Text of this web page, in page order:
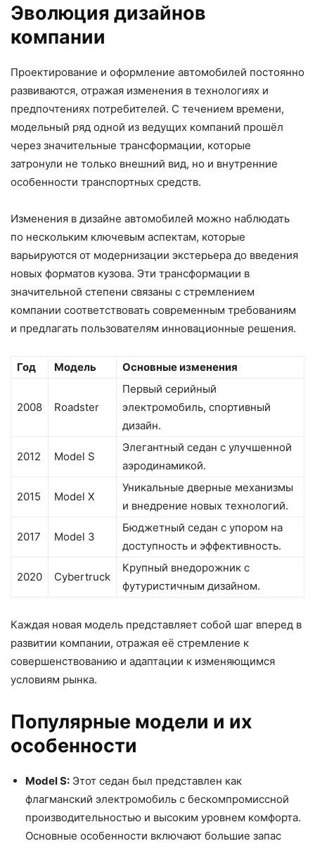
Эволюция дизайнов
компании
Проектирование и оформление автомобилей постоянно
развиваются, отражая изменения в технологиях и
предпочтениях потребителей. С течением времени,
модельный ряд одной из ведущих компаний прошёл
через значительные трансформации, которые
затронули не только внешний вид, но и внутренние
особенности транспортных средств.
Изменения в дизайне автомобилей можно наблюдать
по нескольким ключевым аспектам, которые
варьируются от модернизации экстерьера до введения
новых форматов кузова. Эти трансформации в
значительной степени связаны с стремлением
компании соответствовать современным требованиям
и предлагать пользователям инновационные решения.
Год Модель Основные изменения
2008 Roadster
Первый серийный
электромобиль, спортивный
дизайн.
2012 Model S
Элегантный седан с улучшенной
аэродинамикой.
2015 Model X
Уникальные дверные механизмы
и внедрение новых технологий.
2017 Model 3
Бюджетный седан с упором на
доступность и эффективность.
2020 Cybertruck
Крупный внедорожник с
футуристичным дизайном.
Каждая новая модель представляет собой шаг вперед в
развитии компании, отражая её стремление к
совершенствованию и адаптации к изменяющимся
условиям рынка.
Популярные модели и их
особенности
Model S: Этот седан был представлен как
флагманский электромобиль с бескомпромиссной
производительностью и высоким уровнем комфорта.
Основные особенности включают большие запас